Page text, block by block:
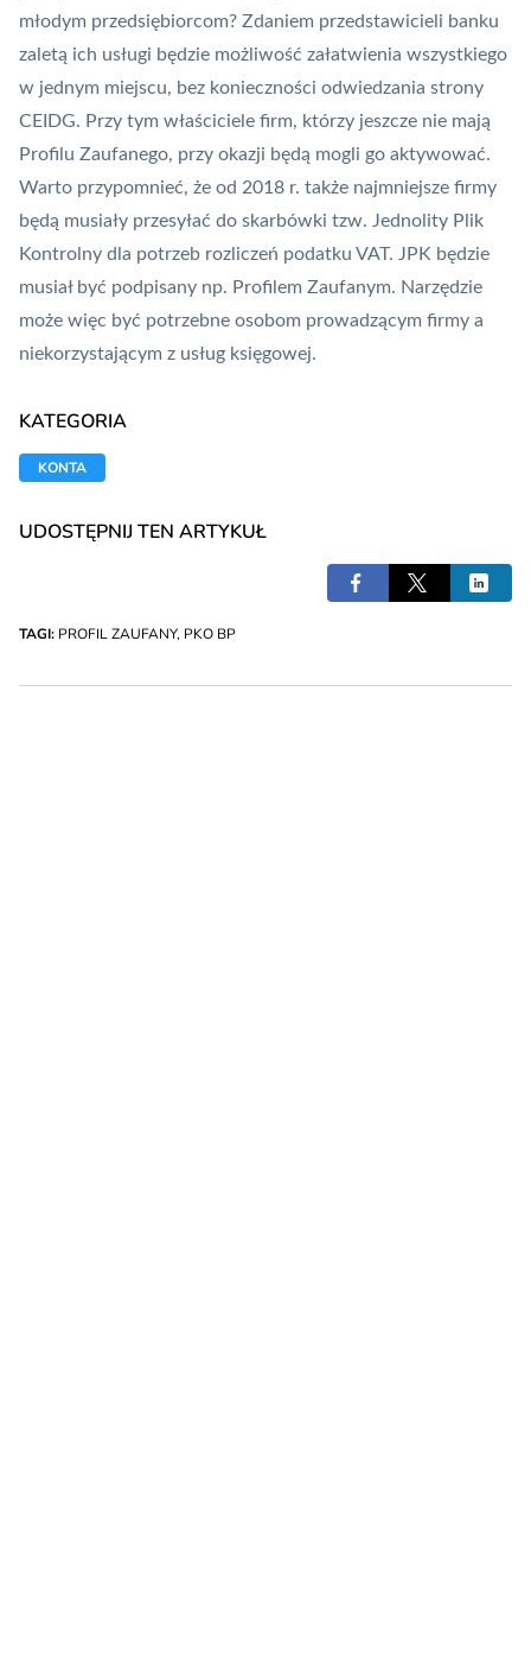
młodym przedsiębiorcom? Zdaniem przedstawicieli banku
zaletą ich usługi będzie możliwość załatwienia wszystkiego
w jednym miejscu, bez konieczności odwiedzania strony
CEIDG. Przy tym właściciele firm, którzy jeszcze nie mają
Profilu Zaufanego, przy okazji będą mogli go aktywować.
Warto przypomnieć, że od 2018 r. także najmniejsze firmy
będą musiały przesyłać do skarbówki tzw. Jednolity Plik
Kontrolny dla potrzeb rozliczeń podatku VAT. JPK będzie
musiał być podpisany np. Profilem Zaufanym. Narzędzie
może więc być potrzebne osobom prowadzącym firmy a
niekorzystającym z usług księgowej.
KATEGORIA
KONTA
UDOSTĘPNIJ TEN ARTYKUŁ
TAGI: PROFIL ZAUFANY, PKO BP